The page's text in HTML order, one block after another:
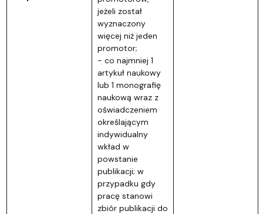
jeżeli został
wyznaczony
więcej niż jeden
promotor;
- co najmniej 1
artykuł naukowy
lub 1 monografię
naukową wraz z
oświadczeniem
określającym
indywidualny
wkład w
powstanie
publikacji; w
przypadku gdy
pracę stanowi
zbiór publikacji do